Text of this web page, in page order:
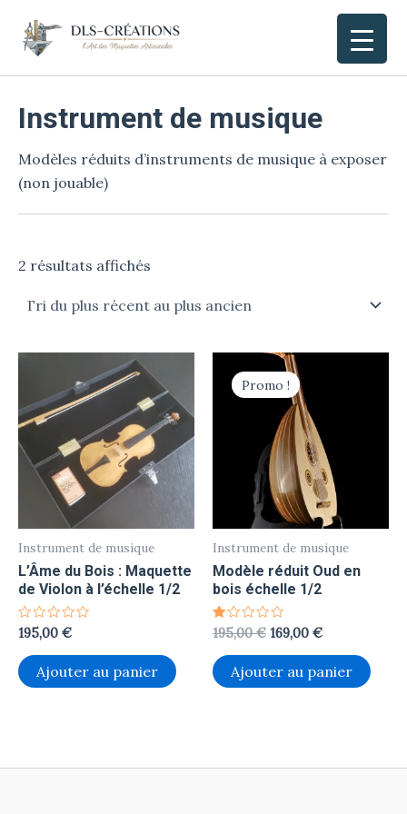
contenu
Main
Instrument de musique
Modèles réduits d’instruments de musique à exposer
(non jouable)
2 résultats affichés
du
plus
récent
plus
Instrument de musique
L’Âme du Bois : Maquette
de Violon à l’échelle 1/2
Note
0
sur
5
195,00 €
Ajouter au panier
Promo !
Instrument de musique
Modèle réduit Oud en
bois échelle 1/2
Note
1.00
sur
5
195,00€
Le
prix
initial
était :
195,00 €.
169,00 €
Ajouter au panier